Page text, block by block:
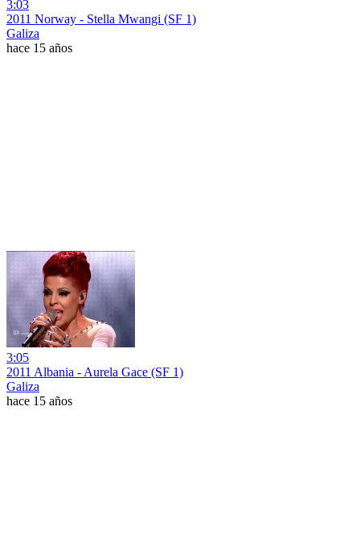
3:03
2011 Norway - Stella Mwangi (SF 1)
Galiza
hace 15 años
3:05
2011 Albania - Aurela Gace (SF 1)
Galiza
hace 15 años